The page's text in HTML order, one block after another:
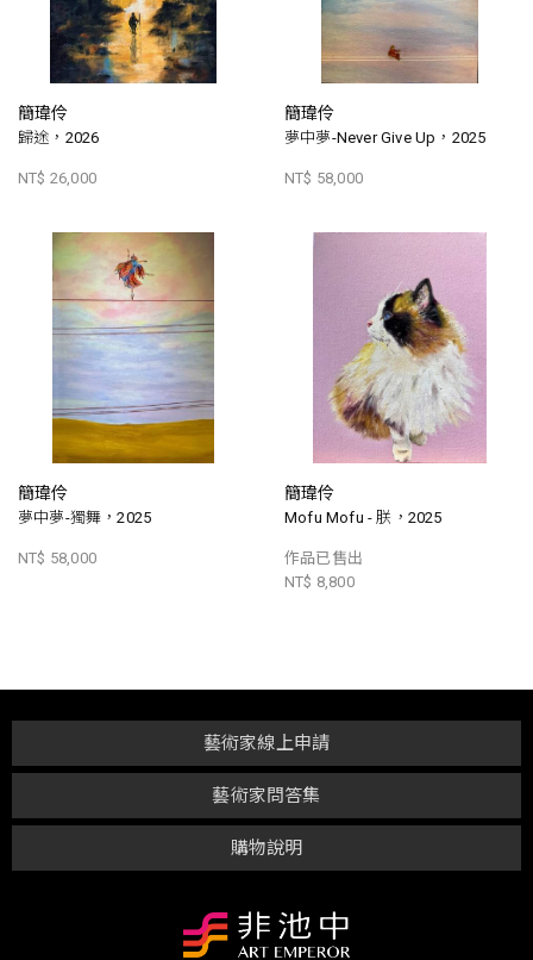
簡瑋伶
歸途，2026
NT$ 26,000
簡瑋伶
夢中夢-Never Give Up，2025
NT$ 58,000
簡瑋伶
夢中夢-獨舞，2025
NT$ 58,000
簡瑋伶
Mofu Mofu - 朕，2025
作品已售出
NT$ 8,800
購物說明
藝術家問答集
藝術家線上申請